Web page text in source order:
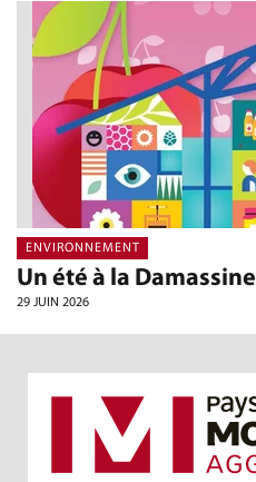
Un été à la Damassine
29 JUIN 2026
ENVIRONNEMENT